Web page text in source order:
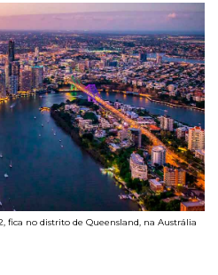
fica no distrito de Queensland, na Austrália